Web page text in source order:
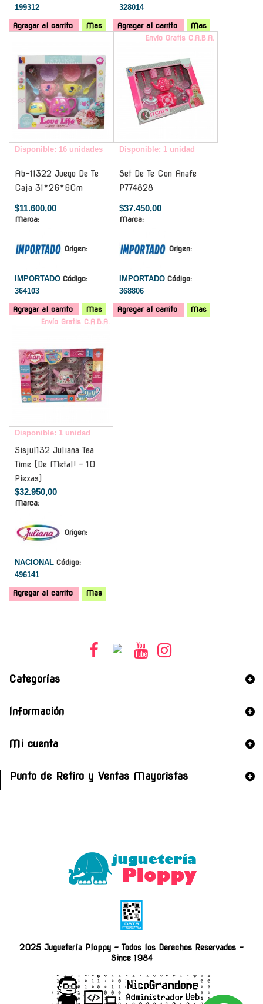
199312
Agregar al carrito Mas
328014
Agregar al carrito
Mas
Disponible: 16 unidades
Ab-11322 Juego De Te
Caja 31*26*6Cm
$11.600,00
Marca:
Origen:
IMPORTADO Código:
364103
Agregar al carrito Mas
Envío Gratis C.A.B.A.
Disponible: 1 unidad
Set De Te Con Anafe
P774828
$37.450,00
Marca:
Origen:
IMPORTADO Código:
368806
Agregar al carrito
Mas
Envío Gratis C.A.B.A.
Disponible: 1 unidad
Sisjul132 Juliana Tea
Time (De Metal! - 10
Piezas)
$32.950,00
Marca:
Origen:
NACIONAL Código:
496141
Agregar al carrito Mas
Categorías
Información
Mi cuenta
Punto de Retiro y Ventas Mayoristas
2025 Juguetería Ploppy - Todos los Derechos Reservados -
Since 1984